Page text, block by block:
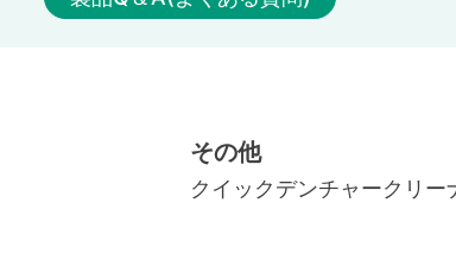
その他
クイックデンチャークリ